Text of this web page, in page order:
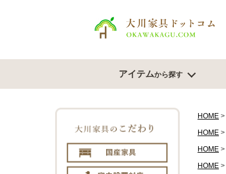
アイテムから探す
テレビボード
幅150cm台
コーナーテレビ台
HOME
HOME
HOME
HOME